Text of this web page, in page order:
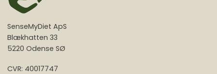
SenseMyDiet ApS
Blækhatten 33
5220 Odense SØ
CVR: 40017747